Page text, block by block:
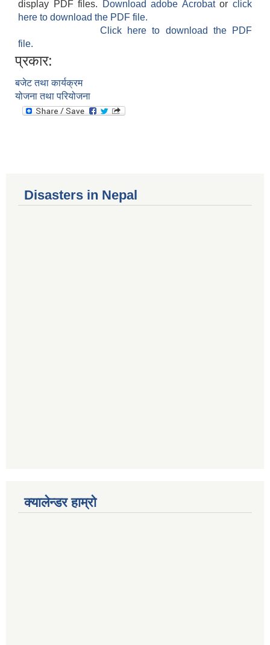
display PDF files.
Download adobe Acrobatorclick
here to download the PDF file.
Click here to download the PDF
file.
प्रकार:
बजेट तथा कार्यक्रम
योजना तथा परियोजना
Disasters in Nepal
क्यालेन्डर हाम्रो